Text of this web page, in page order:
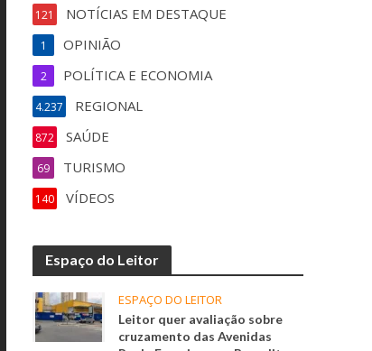
NOTÍCIAS EM DESTAQUE
121
OPINIÃO
1
POLÍTICA E ECONOMIA
2
REGIONAL
4.237
SAÚDE
872
TURISMO
69
VÍDEOS
140
Espaço do Leitor
ESPAÇO DO LEITOR
Leitor quer avaliação sobre
cruzamento das Avenidas